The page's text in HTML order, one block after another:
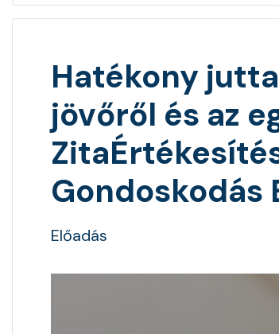
Hatékony
jövőről és az
Gondoskodás
Előadás